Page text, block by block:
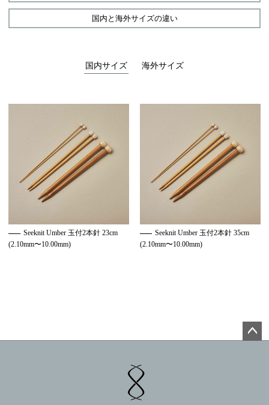
国内と海外サイズの違い
国内サイズ 海外サイズ
Seeknit Umber 玉付2本針 23cm
(2.10mm〜10.00mm)
Seeknit Umber 玉付2本針 35cm
(2.10mm〜10.00mm)